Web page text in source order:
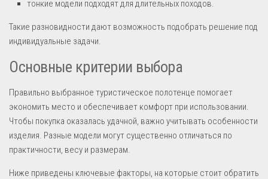
тонкие модели подходят для длительных походов.
Такие разновидности дают возможность подобрать решение под
индивидуальные задачи.
Основные критерии выбора
Правильно выбранное туристическое полотенце помогает
экономить место и обеспечивает комфорт при использовании.
Чтобы покупка оказалась удачной, важно учитывать особенности
изделия. Разные модели могут существенно отличаться по
практичности, весу и размерам.
Ниже приведены ключевые факторы, на которые стоит обратить